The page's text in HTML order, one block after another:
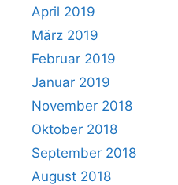
April 2019
März 2019
Februar 2019
Januar 2019
November 2018
Oktober 2018
September 2018
August 2018